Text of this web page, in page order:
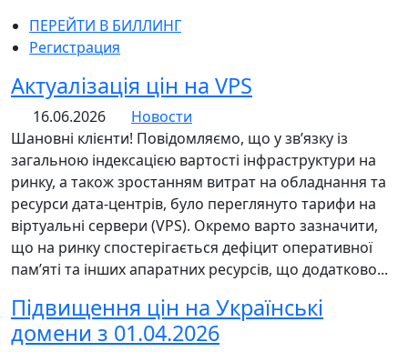
ПЕРЕЙТИ В БИЛЛИНГ
Регистрация
Актуалізація цін на VPS
16.06.2026
Новости
Шановні клієнти! Повідомляємо, що у зв’язку із
загальною індексацією вартості інфраструктури на
ринку, а також зростанням витрат на обладнання та
ресурси дата-центрів, було переглянуто тарифи на
віртуальні сервери (VPS). Окремо варто зазначити,
що на ринку спостерігається дефіцит оперативної
пам’яті та інших апаратних ресурсів, що додатково...
Підвищення цін на Українські
домени з 01.04.2026